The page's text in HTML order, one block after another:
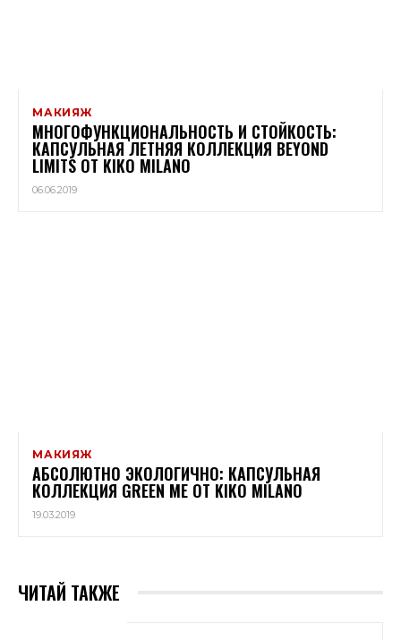
МАКИЯЖ
МНОГОФУНКЦИОНАЛЬНОСТЬ И СТОЙКОСТЬ:
КАПСУЛЬНАЯ ЛЕТНЯЯ КОЛЛЕКЦИЯ BEYOND
LIMITS ОТ KIKO MILANO
06.06.2019
МАКИЯЖ
АБСОЛЮТНО ЭКОЛОГИЧНО: КАПСУЛЬНАЯ
КОЛЛЕКЦИЯ GREEN ME ОТ KIKO MILANO
19.03.2019
ЧИТАЙ ТАКЖЕ